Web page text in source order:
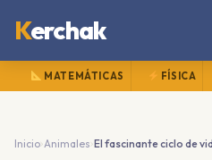
Kerchak
MATEMÁTICAS FÍSICA
Inicio›Animales ›El fascinante ciclo de